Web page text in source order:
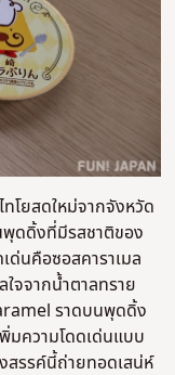
โยสดใหม่จากจังหวัด
พุดดิ้งที่มีรสชาติของ
ด่นคือซอสคาราเมล
จจากน้ำตาลทราย
ราดบนพุดดิ้ง
มความโดดเด่นแบบ
สรรค์นี้ถ่ายทอดเสน่ห์